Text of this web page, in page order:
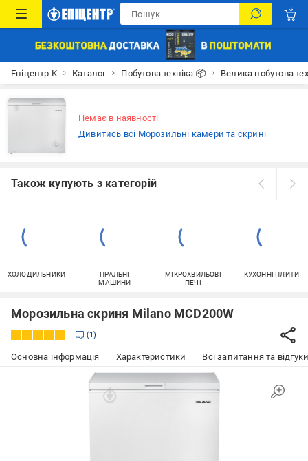
Епіцентр К Каталог Побутова техніка 📦 Велика побутова
Немає в наявності
Дивитись всі Морозильні камери та скрині
Також купують з категорій
ХОЛОДИЛЬНИКИ
ПРАЛЬНІ
МАШИНИ
МІКРОХВИЛЬОВІ
ПЕЧІ
КУХОННІ ПЛИТИ
Морозильна скриня Milano MCD200W
1
Основна інформація Характеристики Всі запитання та